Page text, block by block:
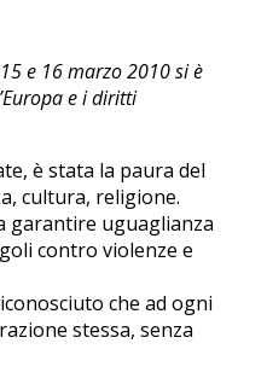
e 16 marzo 2010 si è
e i diritti
è stata la paura del
cultura, religione.
garantire uguaglianza
contro violenze e
che ad ogni
stessa, senza